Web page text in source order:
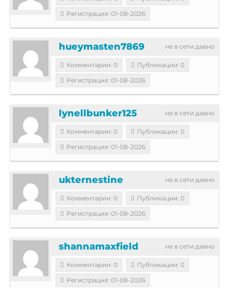
Регистрация: 01-08-2026
не в сети давно
hueymasten7869
Комментарии: 0
Публикации: 0
Регистрация: 01-08-2026
не в сети давно
lynellbunker125
Комментарии: 0
Публикации: 0
Регистрация: 01-08-2026
не в сети давно
ukternestine
Комментарии: 0
Публикации: 0
Регистрация: 01-08-2026
не в сети давно
shannamaxfield
Комментарии: 0
Публикации: 0
Регистрация: 01-08-2026